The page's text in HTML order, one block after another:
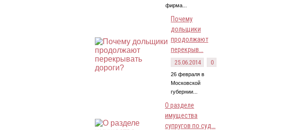
фирма...
Почему
дольщики
продолжают
перекрыв...
25.06.2014 0
26 февраля в
Московской
губернии...
О разделе
имущества
супругов по суд...